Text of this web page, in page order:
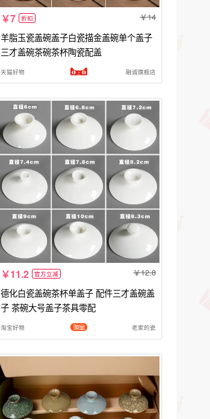
7 折扣 14
羊脂玉瓷盖碗盖子白瓷描金盖碗单个盖子
三才盖碗茶碗茶杯陶瓷配盖
天猫好物 融诚旗舰店
11.2 官方立减 12.8
德化白瓷盖碗茶杯单盖子 配件三才盖碗盖
子 茶碗大号盖子茶具零配
淘宝好物 老家的瓷